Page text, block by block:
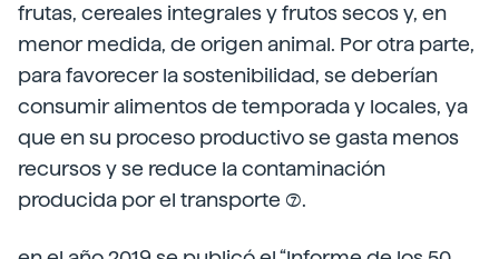
frutas, cereales integrales y frutos secos y, en
menor medida, de origen animal. Por otra parte,
para favorecer la sostenibilidad, se deberían
consumir alimentos de temporada y locales, ya
que en su proceso productivo se gasta menos
recursos y se reduce la contaminación
producida por el transporte (7).